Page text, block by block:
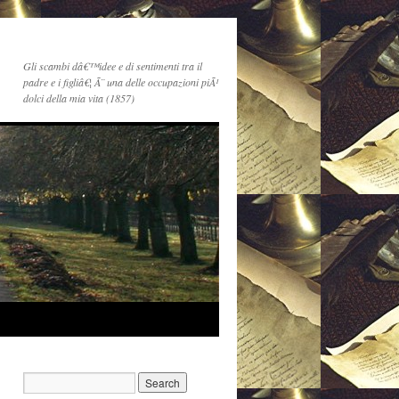
Gli scambi dâ€™idee e di sentimenti tra il
padre e i figliâ€¦ Ã¨ una delle occupazioni piÃ¹
dolci della mia vita (1857)